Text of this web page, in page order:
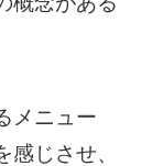
メニュー
じさせ、